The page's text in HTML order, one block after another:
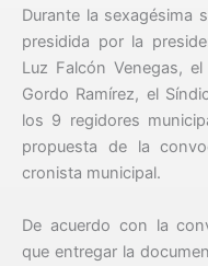
Durante la sexagésima
presidida por la
Luz Falcón Venegas,
Gordo Ramírez, el
los 9 regidores
propuesta de la
cronista municipal.
De acuerdo con la
que entregar la